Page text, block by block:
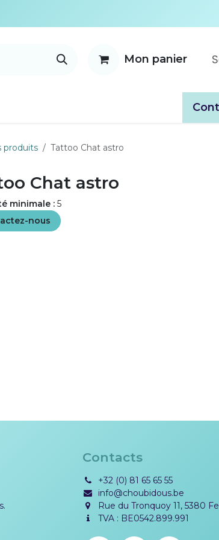
Mon panier
produits Tattoo Chat astro
Chat astro
minimale : 5
nous
Contacts
+32 (0) 81 65 65 55
info@choubidous.be
Rue du Tronquoy 11, 5380
TVA : BE0542.899.991